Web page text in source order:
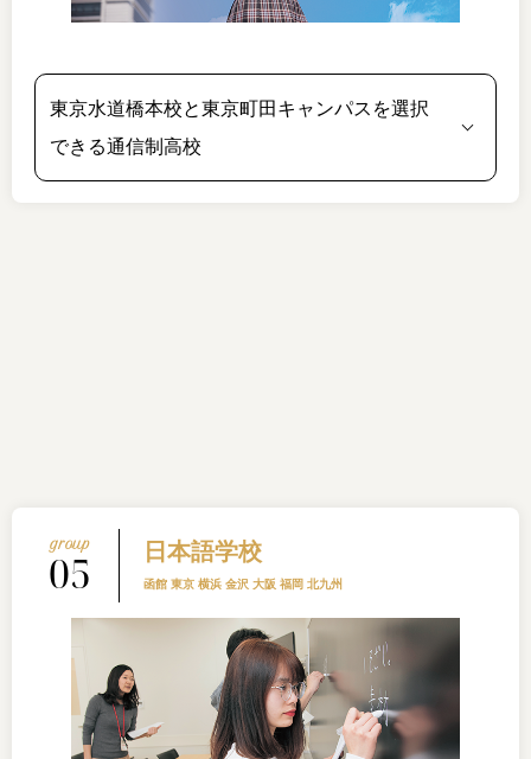
東京水道橋本校と東京町田キャンパスを選択
できる通信制高校
05 日本語学校
函館 東京 横浜 金沢 大阪 福岡 北九州